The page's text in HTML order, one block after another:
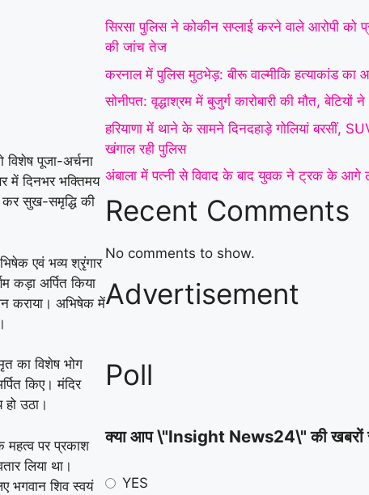
बरसीं, SUV सवार 7 लोग
घायल; गैंगवार का एंगल
में पत्नी से विवाद के बाद
युवक ने ट्रक के आगे लगाई
पीटकर हत्या, पुरानी रंजिश
पूजा-अर्चना
में दिनभर भक्तिमय
कर सुख-समृद्धि की
एवं भव्य श्रृंगार
कड़ा अर्पित किया
कराया। अभिषेक में
का विशेष भोग
किए। मंदिर
उठा।
महत्व पर प्रकाश
लिया था।
भगवान शिव स्वयं
सिरसा पुलिस ने कोकीन सप्लाई करने वाले आरोपी को
की जांच तेज
करनाल में पुलिस मुठभेड़: बीरू वाल्मीकि हत्याकांड का
सोनीपत: वृद्धाश्रम में बुजुर्ग कारोबारी की मौत,
हरियाणा में थाने के सामने दिनदहाड़े गोलियां बरसीं,
खंगाल रही पुलिस
अंबाला में पत्नी से विवाद के बाद युवक ने ट्रक के आगे
Recent Comments
No comments to show.
Advertisement
Poll
क्या आप \"Insight News24\" की खबरों
YES